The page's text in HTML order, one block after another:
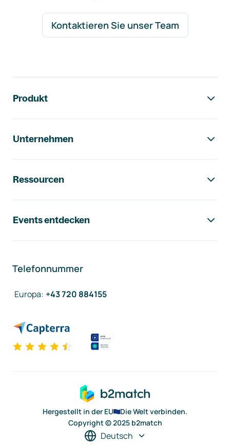
Kontaktieren Sie unser Team
Produkt
Unternehmen
Ressourcen
Events entdecken
Telefonnummer
Europa: +43 720 884155
Hergestellt in der EU
Die Welt verbinden.
Copyright © 2025 b2match
Deutsch